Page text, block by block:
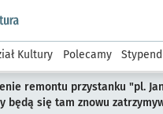
wroclaw.pl podserwis:
Kultury Polecamy
remontu przystanku "pl.
będą się tam znowu